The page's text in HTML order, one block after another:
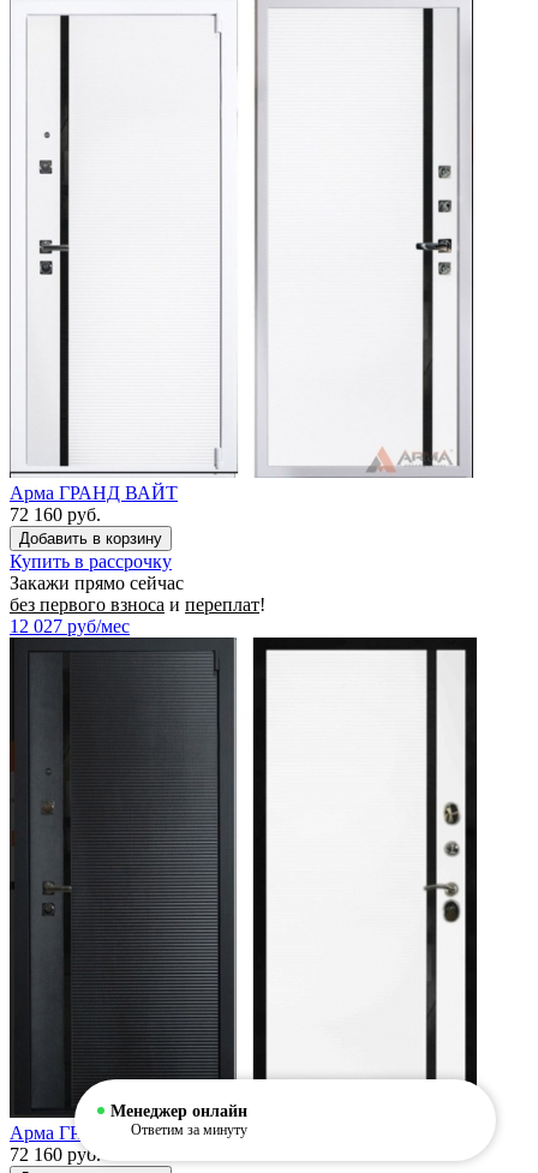
Арма ГРАНД ВАЙТ
72 160 руб.
Купить в рассрочку
Закажи прямо сейчас
без первого взноса и переплат!
12 027 руб/мес
Арма ГРАНД БЛЭК
72 160 руб.
Менеджер онлайн
Ответим за минуту